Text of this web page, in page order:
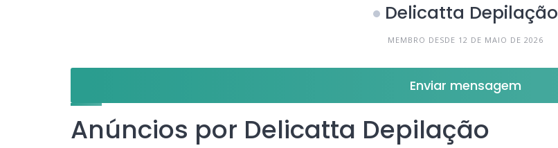
Delicatta Depilação
MEMBRO DESDE 12 DE MAIO DE 2026
Enviar mensagem
Anúncios por Delicatta Depilação